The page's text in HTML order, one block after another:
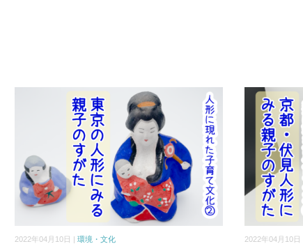
2022年04月10日 |環境・文化 2022年04月10